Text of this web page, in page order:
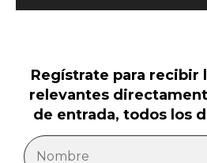
Regístrate para recibir
relevantes
de entrada, todos los